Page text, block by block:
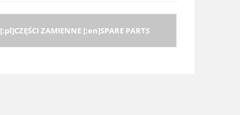
[:pl]CZĘŚCI ZAMIENNE [:en]SPARE PARTS